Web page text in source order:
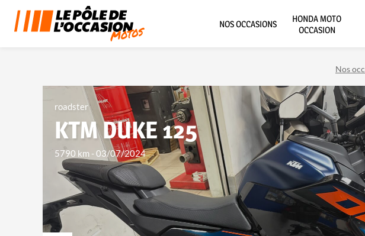
NOS OCCASIONS
HONDA MOTO
OCCASION
Nos
roadster
KTM DUKE 125
5790 km -03/07/2024